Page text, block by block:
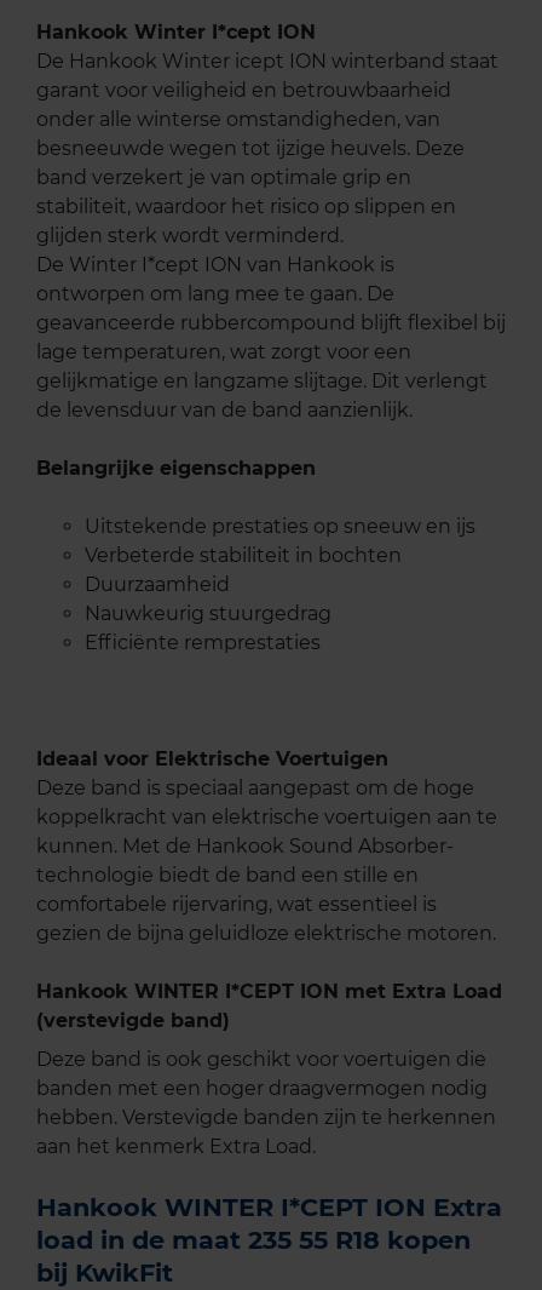
Hankook Winter I*cept ION
De Hankook Winter icept ION winterband staat
garant voor veiligheid en betrouwbaarheid
onder alle winterse omstandigheden, van
besneeuwde wegen tot ijzige heuvels. Deze
band verzekert je van optimale grip en
stabiliteit, waardoor het risico op slippen en
glijden sterk wordt verminderd.
De Winter I*cept ION van Hankook is
ontworpen om lang mee te gaan. De
geavanceerde rubbercompound blijft flexibel bij
lage temperaturen, wat zorgt voor een
gelijkmatige en langzame slijtage. Dit verlengt
de levensduur van de band aanzienlijk.
Belangrijke eigenschappen
Uitstekende prestaties op sneeuw en ijs
Verbeterde stabiliteit in bochten
Duurzaamheid
Nauwkeurig stuurgedrag
Efficiënte remprestaties
Ideaal voor Elektrische Voertuigen
Deze band is speciaal aangepast om de hoge
koppelkracht van elektrische voertuigen aan te
kunnen. Met de Hankook Sound Absorber-
technologie biedt de band een stille en
comfortabele rijervaring, wat essentieel is
gezien de bijna geluidloze elektrische motoren.
Hankook WINTER I*CEPT ION met Extra Load
(verstevigde band)
Deze band is ook geschikt voor voertuigen die
banden met een hoger draagvermogen nodig
hebben. Verstevigde banden zijn te herkennen
aan het kenmerk Extra Load.
Hankook WINTER I*CEPT ION Extra
load in de maat 235 55 R18 kopen
bij KwikFit